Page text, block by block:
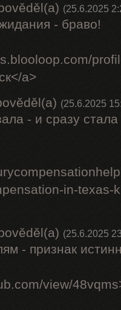
(25.6.2025
- браво!
a>
(25.6.2025
- и сразу
in-texas-
(25.6.2025
- признак
view/